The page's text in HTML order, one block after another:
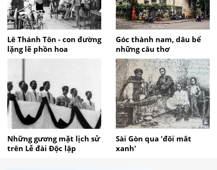
Lê Thánh Tôn - con đường
lặng lẽ phồn hoa
Góc thành nam, dâu bể
những câu thơ
Những gương mặt lịch sử
trên Lễ đài Độc lập
Sài Gòn qua 'đôi mắt
xanh'